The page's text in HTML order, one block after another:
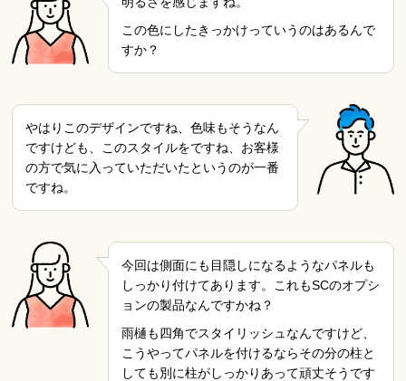
この色にしたきっかけっていうのはあるんで
すか？
やはりこのデザインですね、色味もそうなん
ですけども、このスタイルをですね、お客様
の方で気に入っていただいたというのが一番
ですね。
今回は側面にも目隠しになるようなパネルも
しっかり付けてあります。これもSCのオプシ
ョンの製品なんですかね？
雨樋も四角でスタイリッシュなんですけど、
こうやってパネルを付けるならその分の柱と
しても別に柱がしっかりあって頑丈そうです